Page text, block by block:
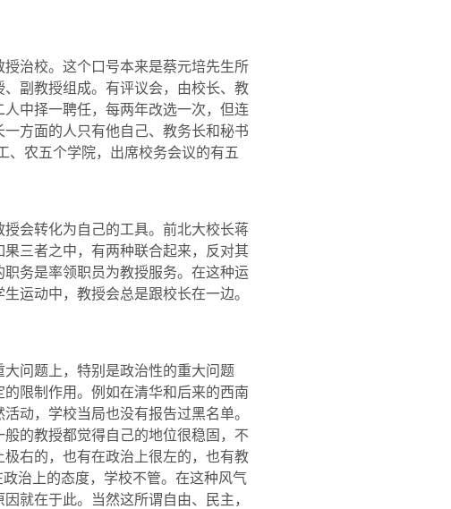
治校。这个口号本来是蔡元培先生所
、副教授组成。有评议会，由校长、教
中择一聘任，每两年改选一次，但连
方面的人只有他自己、教务长和秘书
、农五个学院，出席校务会议的有五
会转化为自己的工具。前北大校长蒋
三者之中，有两种联合起来，反对其
务是率领职员为教授服务。在这种运
运动中，教授会总是跟校长在一边。
问题上，特别是政治性的重大问题
限制作用。例如在清华和后来的西南
动，学校当局也没有报告过黑名单。
的教授都觉得自己的地位很稳固，不
右的，也有在政治上很左的，也有教
治上的态度，学校不管。在这种风气
就在于此。当然这所谓自由、民主，